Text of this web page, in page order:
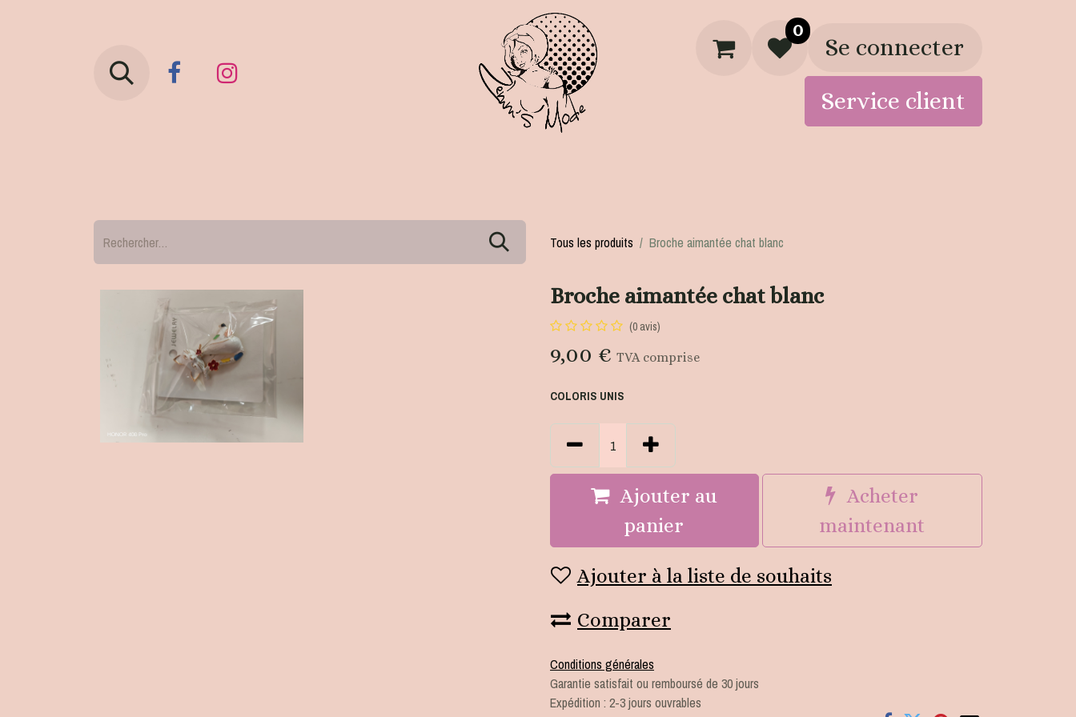
0
Se connecter
Service client
Tous les produits Broche aimantée chat blanc
Broche aimantée chat blanc
(0 avis)
9,00 € TVA comprise
COLORIS UNIS
Ajouter au
panier
Acheter
maintenant
Ajouter à la liste de souhaits
Comparer
Conditions générales
Garantie satisfait ou remboursé de 30 jours
Expédition : 2-3 jours ouvrables